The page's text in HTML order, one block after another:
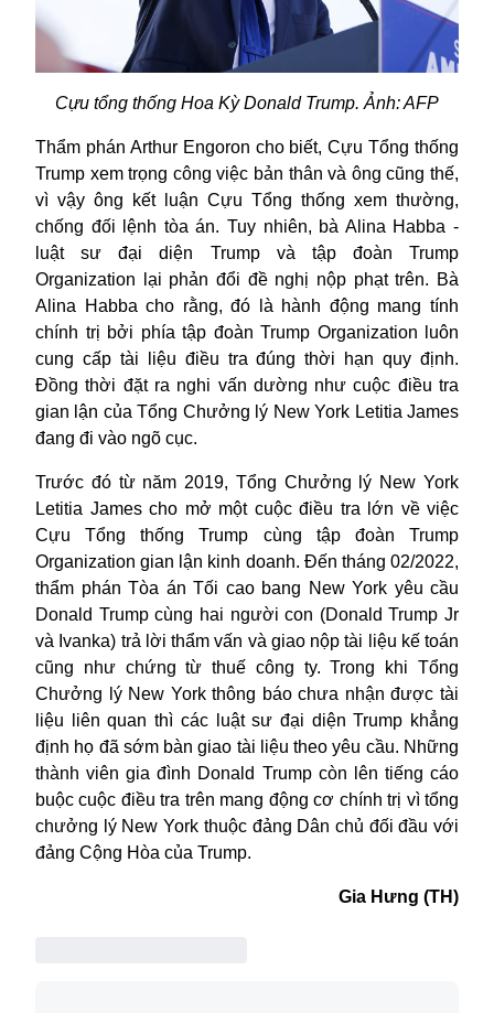
Cựu tổng thống Hoa Kỳ Donald Trump. Ảnh: AFP
Thẩm phán Arthur Engoron cho biết, Cựu Tổng thống
Trump xem trọng công việc bản thân và ông cũng thế,
vì vậy ông kết luận Cựu Tổng thống xem thường,
chống đối lệnh tòa án. Tuy nhiên, bà Alina Habba -
luật sư đại diện Trump và tập đoàn Trump
Organization lại phản đổi đề nghị nộp phạt trên. Bà
Alina Habba cho rằng, đó là hành động mang tính
chính trị bởi phía tập đoàn Trump Organization luôn
cung cấp tài liệu điều tra đúng thời hạn quy định.
Đồng thời đặt ra nghi vấn dường như cuộc điều tra
gian lận của Tổng Chưởng lý New York Letitia James
đang đi vào ngõ cục.
Trước đó từ năm 2019, Tổng Chưởng lý New York
Letitia James cho mở một cuộc điều tra lớn về việc
Cựu Tổng thống Trump cùng tập đoàn Trump
Organization gian lận kinh doanh. Đến tháng 02/2022,
thẩm phán Tòa án Tối cao bang New York yêu cầu
Donald Trump cùng hai người con (Donald Trump Jr
và Ivanka) trả lời thẩm vấn và giao nộp tài liệu kế toán
cũng như chứng từ thuế công ty. Trong khi Tổng
Chưởng lý New York thông báo chưa nhận được tài
liệu liên quan thì các luật sư đại diện Trump khẳng
định họ đã sớm bàn giao tài liệu theo yêu cầu. Những
thành viên gia đình Donald Trump còn lên tiếng cáo
buộc cuộc điều tra trên mang động cơ chính trị vì tổng
chưởng lý New York thuộc đảng Dân chủ đối đầu với
đảng Cộng Hòa của Trump.
Gia Hưng (TH)